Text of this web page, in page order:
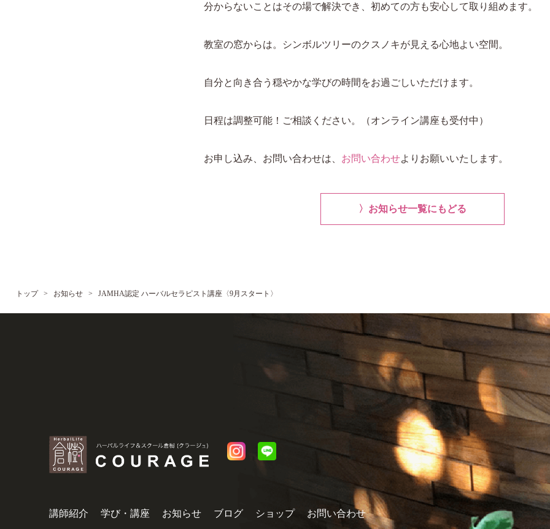
分からないことはその場で解決でき、初めての方も安心して取り組めます。
教室の窓からは。シンボルツリーのクスノキが見える心地よい空間。
自分と向き合う穏やかな学びの時間をお過ごしいただけます。
日程は調整可能！ご相談ください。（オンライン講座も受付中）
お申し込み、お問い合わせは、 お問い合わせよりお願いいたします。
〉お知らせ一覧にもどる
トップ > お知らせ > JAMHA認定 ハーバルセラピスト講座〈9月スタート〉
講師紹介 学び・講座 お知らせ ブログ ショップ お問い合わせ